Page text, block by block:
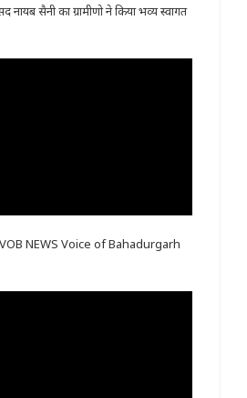
नायब सैनी का ग्रामीणो ने किया भव्य स्वागत
VOB NEWS Voice of Bahadurgarh